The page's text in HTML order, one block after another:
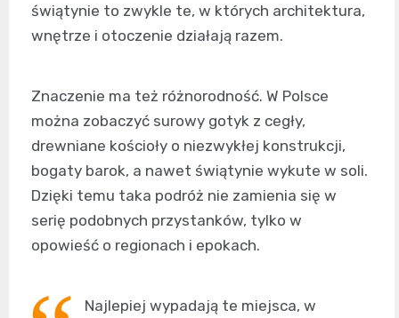
świątynie to zwykle te, w których architektura,
wnętrze i otoczenie działają razem.
Znaczenie ma też różnorodność. W Polsce
można zobaczyć surowy gotyk z cegły,
drewniane kościoły o niezwykłej konstrukcji,
bogaty barok, a nawet świątynie wykute w soli.
Dzięki temu taka podróż nie zamienia się w
serię podobnych przystanków, tylko w
opowieść o regionach i epokach.
Najlepiej wypadają te miejsca, w